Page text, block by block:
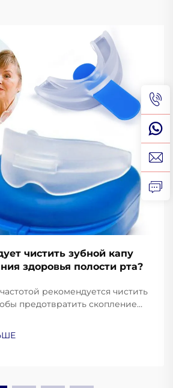
чистить зубной капу
здоровья полости рта?
рекомендуется чистить
предотвратить скопление